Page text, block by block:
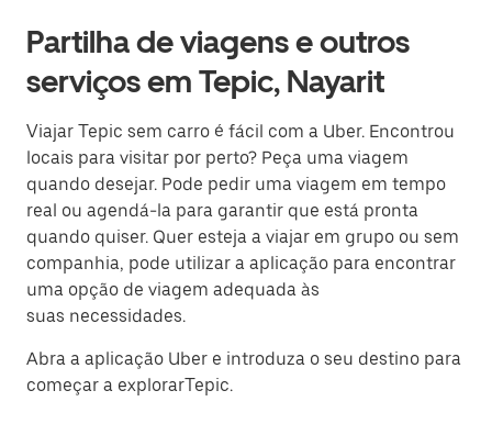
Partilha de viagens e outros
serviços em Tepic, Nayarit
Viajar Tepic sem carro é fácil com a Uber. Encontrou
locais para visitar por perto? Peça uma viagem
quando desejar. Pode pedir uma viagem em tempo
real ou agendá-la para garantir que está pronta
quando quiser. Quer esteja a viajar em grupo ou sem
companhia, pode utilizar a aplicação para encontrar
uma opção de viagem adequada às
suas necessidades.
Abra a aplicação Uber e introduza o seu destino para
começar a explorarTepic.